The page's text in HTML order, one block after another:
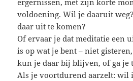
ergernissen, met zijn korte
voldoening. Wil je daaruit
daar uit te komen?
Of ervaar je dat meditatie een
is op wat je bent – niet
kun je daar bij blijven, of ga je
Als je voortdurend aarzelt: wil